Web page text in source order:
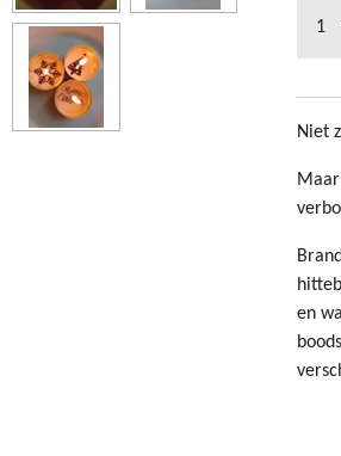
Niet
en